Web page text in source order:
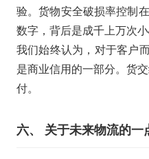
验。货物安全破损率控制
数字，背后是成千上万次
我们始终认为，对于客户
是商业信用的一部分。货
付。
六、 关于未来物流的一